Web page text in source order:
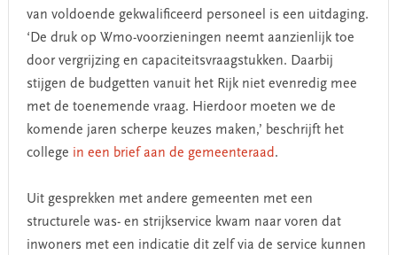
van voldoende gekwalificeerd personeel is een uitdaging.
‘De druk op Wmo-voorzieningen neemt aanzienlijk toe
door vergrijzing en capaciteitsvraagstukken. Daarbij
stijgen de budgetten vanuit het Rijk niet evenredig mee
met de toenemende vraag. Hierdoor moeten we de
komende jaren scherpe keuzes maken,’ beschrijft het
college in een brief aan de gemeenteraad.
Uit gesprekken met andere gemeenten met een
structurele was- en strijkservice kwam naar voren dat
inwoners met een indicatie dit zelf via de service kunnen